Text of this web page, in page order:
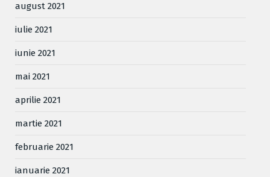
august 2021
iulie 2021
iunie 2021
mai 2021
aprilie 2021
martie 2021
februarie 2021
ianuarie 2021